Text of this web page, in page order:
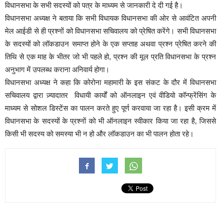
विधानसभा के सभी सदस्यों को पत्र के माध्यम से जानकारी दे दी गई है।
विधानसभा अध्यक्ष ने बताया कि सभी विधायक विधानसभा की ओर से आवंटित अपनी
मेल आईडी से ही प्रश्नों को विधानसभा सचिवालय को प्रेषित करेंगे। सभी विधानसभा
के सदस्यों को लॉकडाउन समाप्त होने के एक सप्ताह अथवा प्रश्न प्रेषित करने की
तिथि से एक माह के भीतर जो भी पहले हो, प्रश्न की मूल प्रति विधानसभा के प्रश्न
अनुभाग में उपलब्ध कराना अनिवार्य होगा।
विधानसभा अध्यक्ष ने कहा कि कोरोना महामारी के इस संकट के दौर में विधानसभा
सचिवालय द्वारा ज़्यादातर विधायी कार्यों को ऑनलाइन एवं वीडियो कॉन्फ्रेंसिंग के
माध्यम से सोशल डिस्टेंस का पालन करते हुए पूर्ण करवाया जा रहा है। इसी क्रम में
विधानसभा के सदस्यों के प्रश्नों को भी ऑनलाइन स्वीकार किया जा रहा है, जिससे
किसी भी सदस्य को समस्या भी न हो और लॉकडाउन का भी पालन होता रहे।